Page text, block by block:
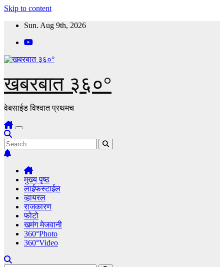
Skip to content
Sun. Aug 9th, 2026
खबरबात ३६०°
वेबसाईड विश्वात प्रथमच
मुख्य पृष्ठ
लाईफस्टाईल
व्हायरल
राजकारण
फोटो
खमंग मेजवानी
360°Photo
360°Video